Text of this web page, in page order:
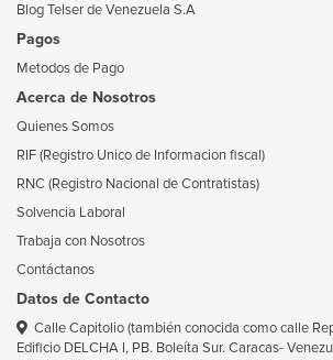
Blog Telser de Venezuela S.A
Pagos
Metodos de Pago
Acerca de Nosotros
Quienes Somos
RIF (Registro Unico de Informacion fiscal)
RNC (Registro Nacional de Contratistas)
Solvencia Laboral
Trabaja con Nosotros
Contáctanos
Datos de Contacto
Calle Capitolio (también conocida como calle
Edificio DELCHA I, PB. Boleíta Sur. Caracas-